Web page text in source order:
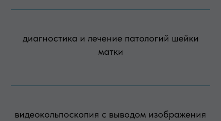
диагностика и лечение патологий шейки
матки
видеокольпоскопия с выводом изображения